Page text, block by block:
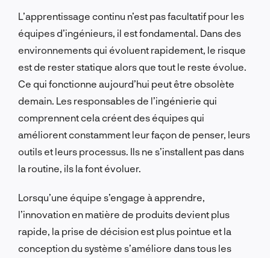
L’apprentissage continu n’est pas facultatif pour les
équipes d’ingénieurs, il est fondamental. Dans des
environnements qui évoluent rapidement, le risque
est de rester statique alors que tout le reste évolue.
Ce qui fonctionne aujourd’hui peut être obsolète
demain. Les responsables de l’ingénierie qui
comprennent cela créent des équipes qui
améliorent constamment leur façon de penser, leurs
outils et leurs processus. Ils ne s’installent pas dans
la routine, ils la font évoluer.
Lorsqu’une équipe s’engage à apprendre,
l’innovation en matière de produits devient plus
rapide, la prise de décision est plus pointue et la
conception du système s’améliore dans tous les